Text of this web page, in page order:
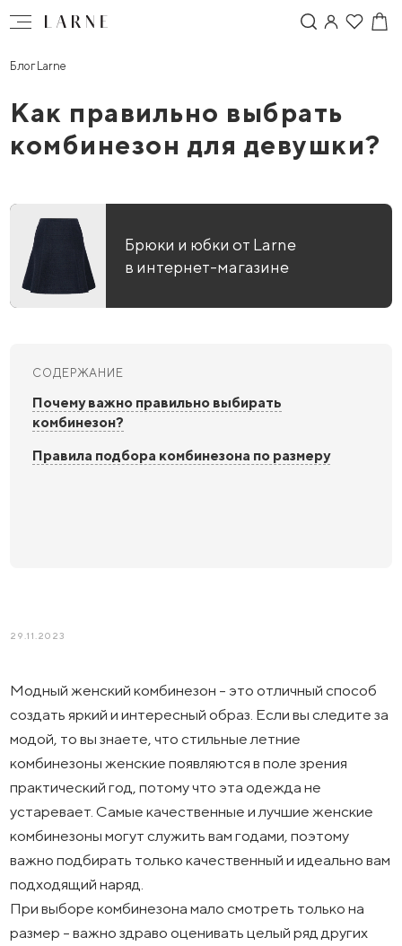
Блог Larne
Как правильно выбрать
комбинезон для девушки?
Брюки и юбки от Larne
в интернет-магазине
СОДЕРЖАНИЕ
Почему важно правильно выбирать
комбинезон?
Правила подбора комбинезона по размеру
29.11.2023
Модный женский комбинезон - это отличный способ
создать яркий и интересный образ. Если вы следите за
модой, то вы знаете, что стильные летние
комбинезоны женские появляются в поле зрения
практический год, потому что эта одежда не
устаревает. Самые качественные и лучшие женские
комбинезоны могут служить вам годами, поэтому
важно подбирать только качественный и идеально вам
подходящий наряд.
При выборе комбинезона мало смотреть только на
размер - важно здраво оценивать целый ряд других